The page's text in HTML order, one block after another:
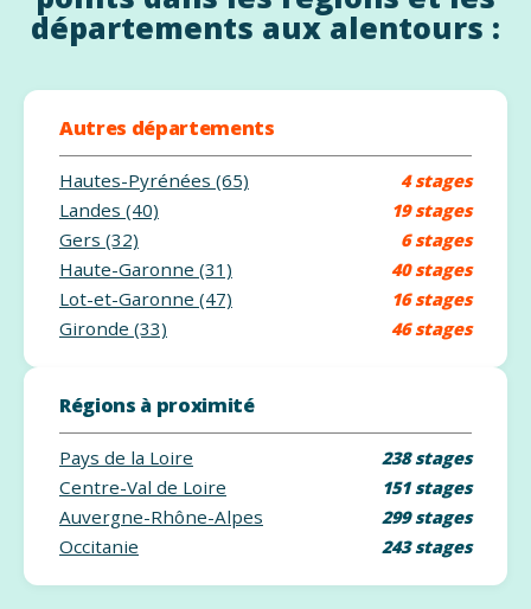
départements aux alentours :
Autres départements
Hautes-Pyrénées (65) 4 stages
Landes (40) 19 stages
Gers (32) 6 stages
Haute-Garonne (31) 40 stages
Lot-et-Garonne (47) 16 stages
Gironde (33) 46 stages
Régions à proximité
Pays de la Loire 238 stages
Centre-Val de Loire 151 stages
Auvergne-Rhône-Alpes 299 stages
Occitanie 243 stages